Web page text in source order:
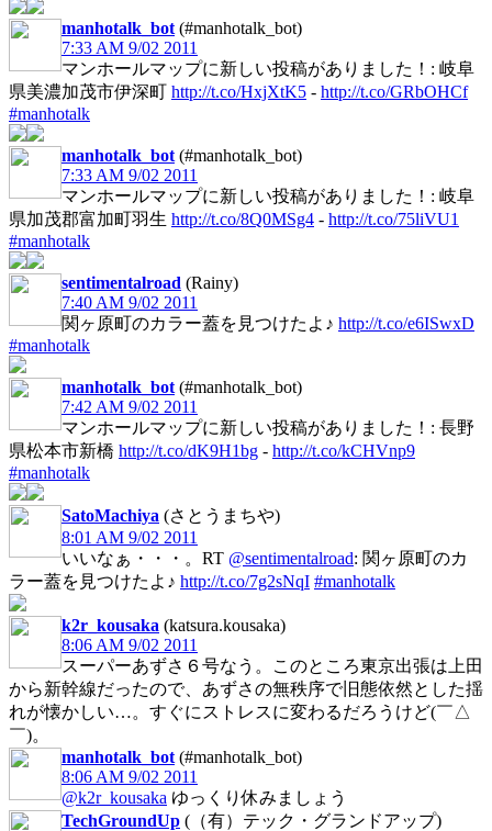
manhotalk_bot (#manhotalk_bot)
7:33 AM 9/02 2011
マンホールマップに新しい投稿がありました！: 岐阜
県美濃加茂市伊深町 http://t.co/HxjXtK5 - http://t.co/GRbOHCf
#manhotalk
manhotalk_bot (#manhotalk_bot)
7:33 AM 9/02 2011
マンホールマップに新しい投稿がありました！: 岐阜
県加茂郡富加町羽生 http://t.co/8Q0MSg4 - http://t.co/75liVU1
#manhotalk
sentimentalroad (Rainy)
7:40 AM 9/02 2011
関ヶ原町のカラー蓋を見つけたよ♪ http://t.co/e6ISwxD
#manhotalk
manhotalk_bot (#manhotalk_bot)
7:42 AM 9/02 2011
マンホールマップに新しい投稿がありました！: 長野
県松本市新橋 http://t.co/dK9H1bg - http://t.co/kCHVnp9
#manhotalk
SatoMachiya (さとうまちや)
8:01 AM 9/02 2011
いいなぁ・・・。RT @sentimentalroad: 関ヶ原町のカ
ラー蓋を見つけたよ♪ http://t.co/7g2sNqI #manhotalk
k2r_kousaka (katsura.kousaka)
8:06 AM 9/02 2011
スーパーあずさ６号なう。このところ東京出張は上田
から新幹線だったので、あずさの無秩序で旧態依然とした揺
れが懐かしい…。すぐにストレスに変わるだろうけど(￣△
￣)。
manhotalk_bot (#manhotalk_bot)
8:06 AM 9/02 2011
@k2r_kousaka ゆっくり休みましょう
TechGroundUp (（有）テック・グランドアップ)